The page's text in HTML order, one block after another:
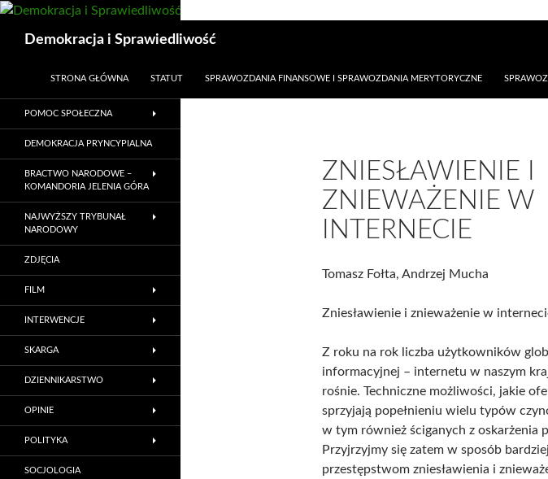
Przejdź
treści
Demokracja i Sprawiedliwość
STRONA GŁÓWNA STATUT SPRAWOZDANIA FINANSOWE I SPRAWOZDANIA MERYTORYCZNE
ZNIESŁAWIENIE I
ZNIEWAŻENIE W
INTERNECIE
Tomasz Fołta, Andrzej Mucha
Zniesławienie i znieważenie w
Z roku na rok liczba użytkowników
informacyjnej – internetu w naszym
rośnie. Techniczne możliwości, jakie
sprzyjają popełnieniu wielu typów
w tym również ściganych z oskarżenia
Przyjrzyjmy się zatem w sposób
przestępstwom zniesławienia i
POMOC SPOŁECZNA
DEMOKRACJA PRYNCYPIALNA
BRACTWO NARODOWE –
KOMANDORIA JELENIA GÓRA
NAJWYŻSZY TRYBUNAŁ
NARODOWY
ZDJĘCIA
FILM
INTERWENCJE
SKARGA
DZIENNIKARSTWO
OPINIE
POLITYKA
SOCJOLOGIA